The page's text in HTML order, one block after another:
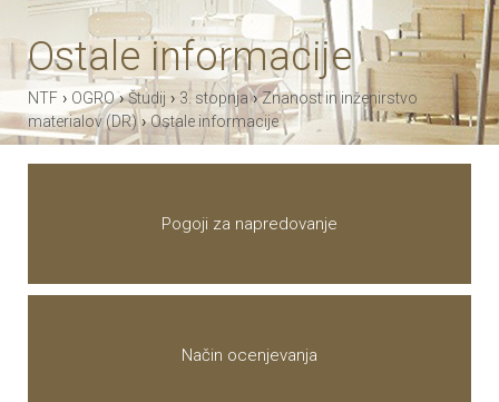
Ostale informacije
NTF › OGRO›Študij › 3. stopnja›Znanost in inženirstvo
materialov (DR)›Ostale informacije
Pogoji za napredovanje
Način ocenjevanja